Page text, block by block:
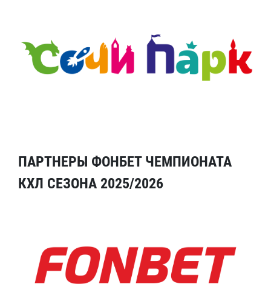
ПАРТНЕРЫ ФОНБЕТ ЧЕМПИОНАТА
КХЛ СЕЗОНА 2025/2026